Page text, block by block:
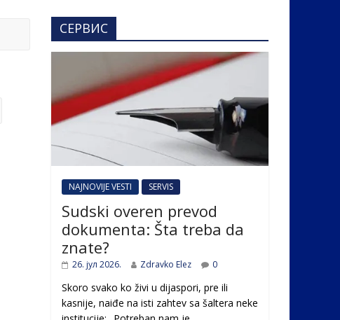
СЕРВИС
NAJNOVIJE VESTI SERVIS
Sudski overen prevod
dokumenta: Šta treba da
znate?
26. јул 2026. Zdravko Elez 0
Skoro svako ko živi u dijaspori, pre ili
kasnije, naiđe na isti zahtev sa šaltera neke